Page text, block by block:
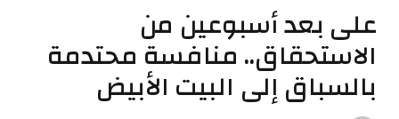
على بعد أسبوعين من
الاستحقاق.. منافسة محتدمة
بالسباق إلى البيت الأبيض